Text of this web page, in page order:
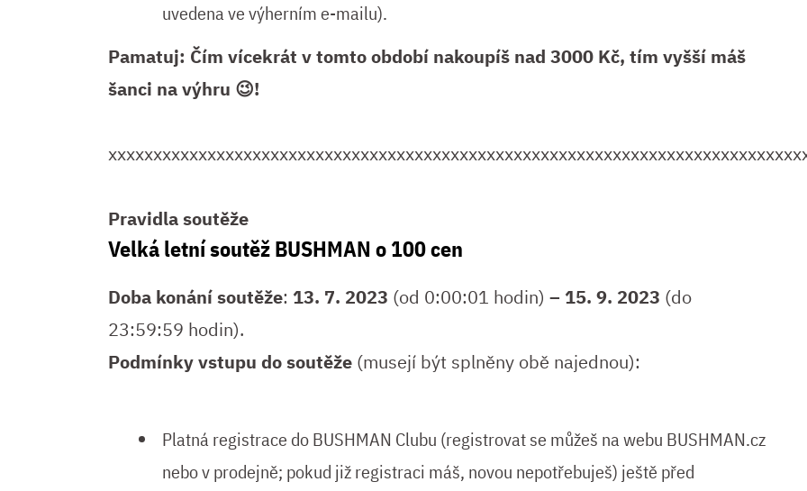
uvedena ve výherním e-mailu).
Pamatuj: Čím vícekrát v tomto období nakoupíš nad 3000 Kč, tím vyšší máš
šanci na výhru 😉!
Pravidla soutěže
Velká letní soutěž BUSHMAN o 100 cen
Doba konání soutěže: 13. 7. 2023 (od 0:00:01 hodin) – 15. 9. 2023 (do
23:59:59 hodin).
Podmínky vstupu do soutěže (musejí být splněny obě najednou):
Platná registrace do BUSHMAN Clubu (registrovat se můžeš na webu BUSHMAN.cz
nebo v prodejně; pokud již registraci máš, novou nepotřebuješ) ještě před